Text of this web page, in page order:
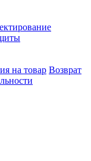
на товар Возврат